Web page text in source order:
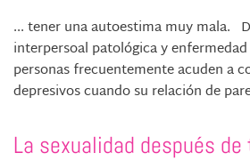
... tener una autoestima muy mala.
interpersoal patológica y
personas frecuentemente acuden a
depresivos cuando su relación de
La sexualidad después